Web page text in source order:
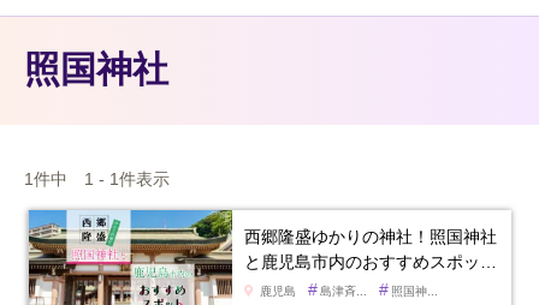
照国神社
1件中 1 - 1件表示
西郷隆盛ゆかりの神社！照国神社
と鹿児島市内のおすすめスポッ…
鹿児島 #島津斉... # 照国神...